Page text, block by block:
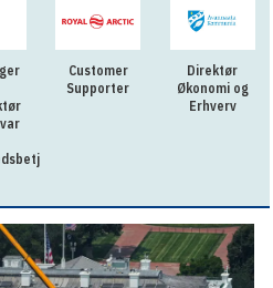
Customer
Supporter
Direktør
Økonomi og
Erhverv